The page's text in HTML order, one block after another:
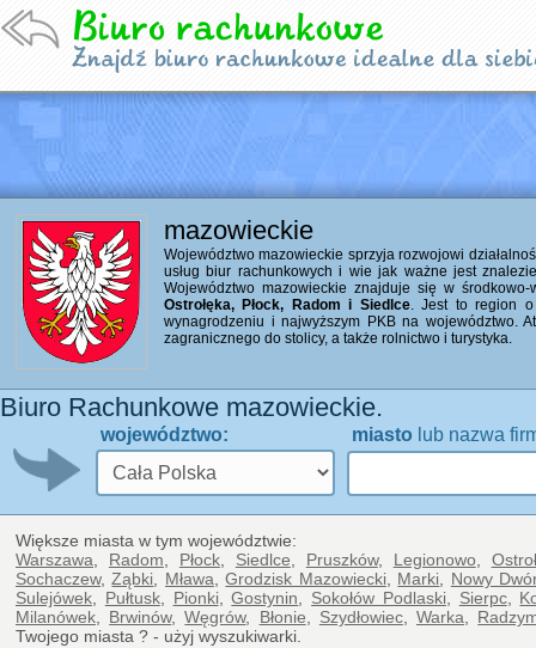
mazowieckie
Województwo mazowieckie sprzyja rozwojowi
usług biur rachunkowych i wie jak ważne jest
Województwo mazowieckie znajduje się w
Ostrołęka, Płock, Radom i Siedlce. Jest to region o
wynagrodzeniu i najwyższym PKB na województwo.
zagranicznego do stolicy, a także rolnictwo i turystyka.
Biuro Rachunkowe mazowieckie.
województwo: miasto lub nazwa
Większe miasta w tym województwie:
Warszawa
Radom Płock, Siedlce Pruszków, Legionowo
Sochaczew,Ząbki Mława ,Grodzisk Mazowiecki, Marki
Nowy
Sulejówek
Pułtusk, Pionki,Gostynin Sokołów Podlaski, Sierpc,
Milanówek
Brwinów,Węgrów, Błonie Szydłowiec,Warka
Twojego miasta ? - użyj wyszukiwarki.